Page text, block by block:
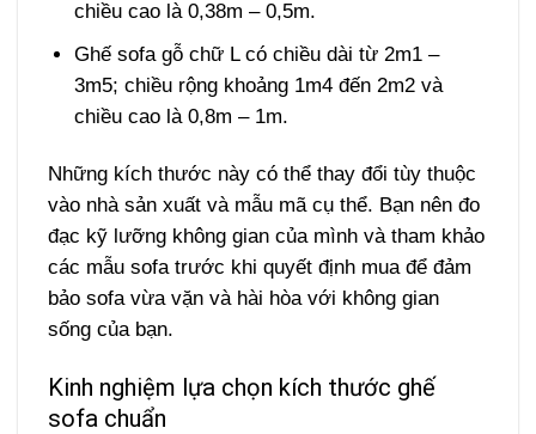
chiều cao là 0,38m – 0,5m.
Ghế sofa gỗ chữ L có chiều dài từ 2m1 –
3m5; chiều rộng khoảng 1m4 đến 2m2 và
chiều cao là 0,8m – 1m.
Những kích thước này có thể thay đổi tùy thuộc
vào nhà sản xuất và mẫu mã cụ thể. Bạn nên đo
đạc kỹ lưỡng không gian của mình và tham khảo
các mẫu sofa trước khi quyết định mua để đảm
bảo sofa vừa vặn và hài hòa với không gian
sống của bạn.
Kinh nghiệm lựa chọn kích thước ghế
sofa chuẩn